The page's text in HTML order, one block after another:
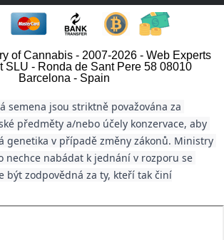
of Cannabis - 2007-2026 - Web Experts
SLU - Ronda de Sant Pere 58 08010
Barcelona - Spain
semena jsou striktně považována za
předměty a/nebo účely konzervace, aby
genetika v případě změny zákonů. Ministry
nechce nabádat k jednání v rozporu se
být zodpovědná za ty, kteří tak činí